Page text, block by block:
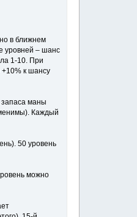
в ближнем
уровней – шанс
1-10. При
+10% к шансу
запаса маны
Каждый
50 уровень
можно